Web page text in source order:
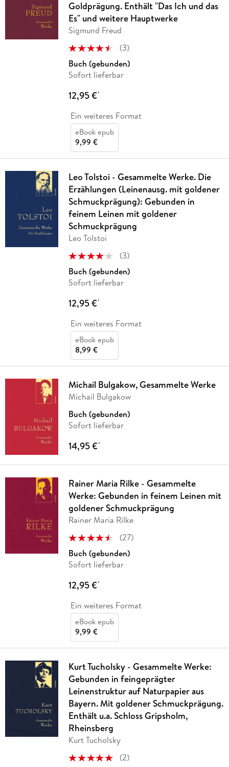
Goldprägung. Enthält "Das Ich und das
Es" und weitere Hauptwerke
Sigmund Freud
(3)
Buch (gebunden)
Sofort lieferbar
12,95 €*
Ein weiteres Format
eBook epub
9,99 €
Leo Tolstoi - Gesammelte Werke. Die
Erzählungen (Leinenausg. mit goldener
Schmuckprägung): Gebunden in
feinem Leinen mit goldener
Schmuckprägung
Leo Tolstoi
(3)
Buch (gebunden)
Sofort lieferbar
12,95 €*
Ein weiteres Format
eBook epub
8,99 €
Michail Bulgakow, Gesammelte Werke
Michail Bulgakow
Buch (gebunden)
Sofort lieferbar
14,95 €*
Rainer Maria Rilke - Gesammelte
Werke: Gebunden in feinem Leinen mit
goldener Schmuckprägung
Rainer Maria Rilke
(27)
Buch (gebunden)
Sofort lieferbar
12,95 €*
Ein weiteres Format
eBook epub
9,99 €
Kurt Tucholsky - Gesammelte Werke:
Gebunden in feingeprägter
Leinenstruktur auf Naturpapier aus
Bayern. Mit goldener Schmuckprägung.
Enthält u.a. Schloss Gripsholm,
Rheinsberg
Kurt Tucholsky
(2)